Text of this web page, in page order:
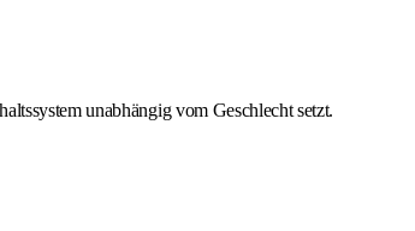
unabhängig vom Geschlecht setzt.